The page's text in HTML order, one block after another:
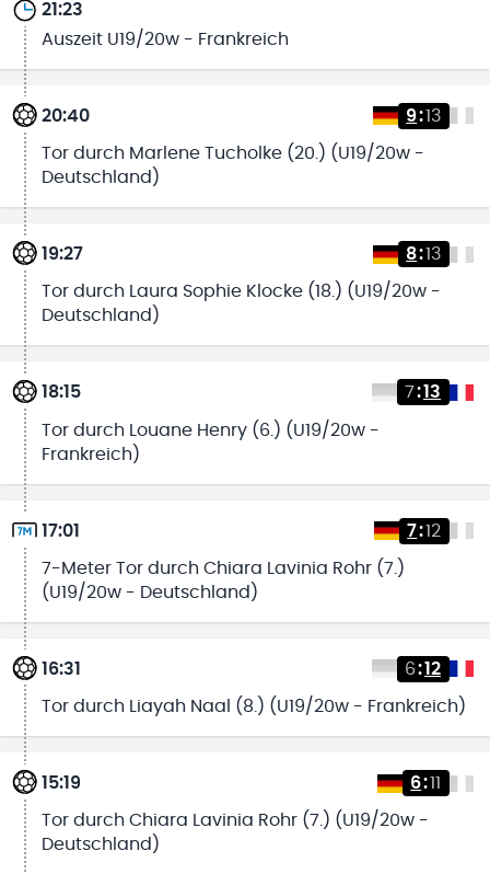
21:23
Auszeit U19/20w - Frankreich
20:40 9:13
Tor durch Marlene Tucholke (20.) (U19/20w -
Deutschland)
19:27 8:13
Tor durch Laura Sophie Klocke (18.) (U19/20w -
Deutschland)
18:15 7:13
Tor durch Louane Henry (6.) (U19/20w -
Frankreich)
17:01 7:12
7-Meter Tor durch Chiara Lavinia Rohr (7.)
(U19/20w - Deutschland)
16:31 6:12
Tor durch Liayah Naal (8.) (U19/20w - Frankreich)
15:19 6:11
Tor durch Chiara Lavinia Rohr (7.) (U19/20w -
Deutschland)